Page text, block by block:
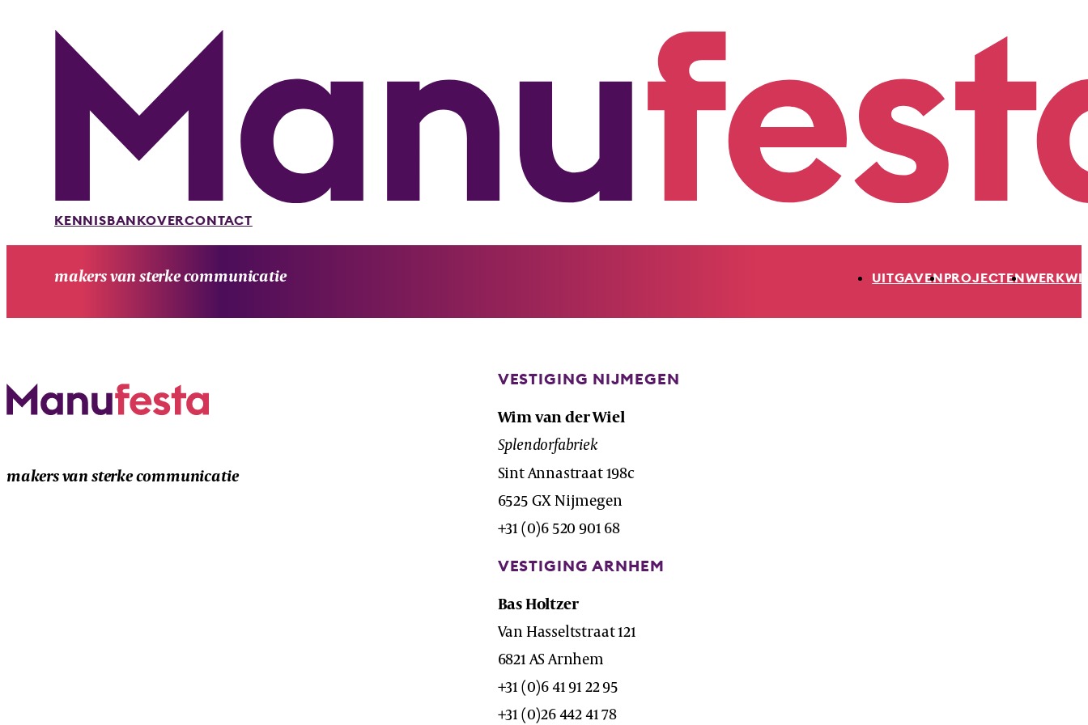
KENNISBANKOVERCONTACT
makers van sterke communicatie UITGAVENPROJECTEN
makers van sterke communicatie
VESTIGING NIJMEGEN
Wim van der Wiel
Splendorfabriek
Sint Annastraat 198c
6525 GX Nijmegen
+31 (0)6 520 901 68
VESTIGING ARNHEM
Bas Holtzer
Van Hasseltstraat 121
6821 AS Arnhem
+31 (0)6 41 91 22 95
+31 (0)26 442 41 78